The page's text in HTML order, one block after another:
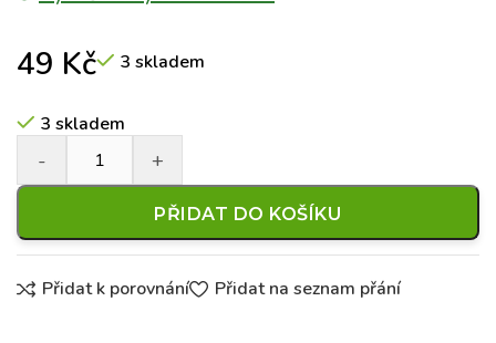
49 Kč 3 skladem
3 skladem
PŘIDAT DO KOŠÍKU
Přidat k porovnání Přidat na seznam přání